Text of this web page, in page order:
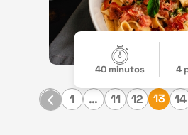
40 minutos 4
1 … 11 12 13 14